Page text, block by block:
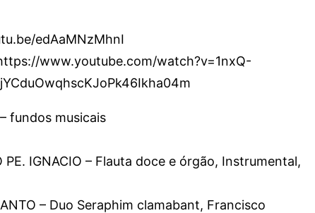
edAaMNzMhnI
www.youtube.com/watch?v=1nxQ-
fundos musicais
PE. IGNACIO – Flauta doce e órgão, Instrumental,
– Duo Seraphim clamabant, Francisco